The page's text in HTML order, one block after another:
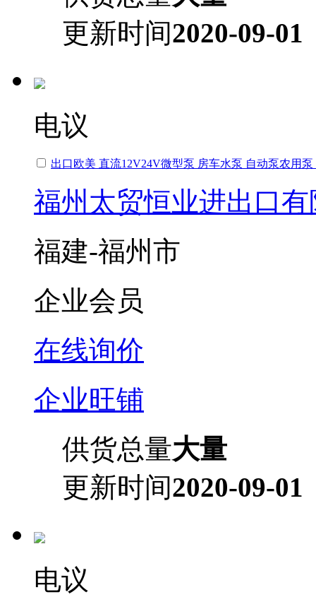
更新时间2020-09-01
电议
出口欧美 直流12V24V微型泵 房车水泵 自动泵农用
福州太贸恒业进出口
福建-福州市
企业会员
在线询价
企业旺铺
供货总量大量
更新时间2020-09-01
电议